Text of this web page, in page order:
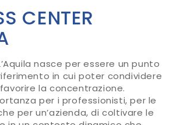
CENTER
nasce per essere un punto
in cui poter condividere
la concentrazione.
per i professionisti, per le
per un’azienda, di coltivare le